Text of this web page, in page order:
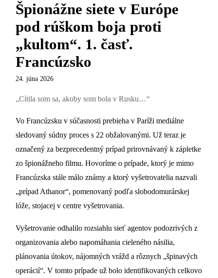
Špionážne siete v Európe
pod rúškom boja proti
„kultom“. 1. časť.
Francúzsko
24. júna 2026
„Cítila som sa, akoby som bola v Rusku…“
Vo Francúzsku v súčasnosti prebieha v Paríži mediálne
sledovaný súdny proces s 22 obžalovanými. Už teraz je
označený za bezprecedentný prípad prirovnávaný k zápletke
zo špionážneho filmu. Hovoríme o prípade, ktorý je mimo
Francúzska stále málo známy a ktorý vyšetrovatelia nazvali
„prípad Athanor“, pomenovaný podľa slobodomurárskej
lóže, stojacej v centre vyšetrovania.
Vyšetrovanie odhalilo rozsiahlu sieť agentov podozrivých z
organizovania alebo napomáhania cieleného násilia,
plánovania útokov, nájomných vrážd a rôznych „špinavých
operácií“. V tomto prípade už bolo identifikovaných celkovo